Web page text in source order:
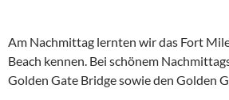
Am Nachmittag lernten wir das Fort
Beach kennen. Bei schönem
Golden Gate Bridge sowie den Golden